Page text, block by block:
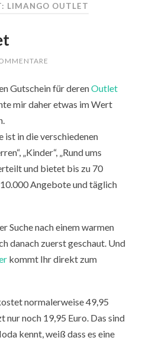
LIMANGO OUTLET
Gutschein für derenOutlet
mir daher etwas im Wert
ist in die verschiedenen
„Kinder“, „Rund ums
und bietet bis zu 70
Angebote und täglich
Suche nach einem warmen
danach zuerst geschaut. Und
kommt Ihr direkt zum
normalerweise 49,95
nur noch 19,95 Euro. Das sind
kennt, weiß dass es eine